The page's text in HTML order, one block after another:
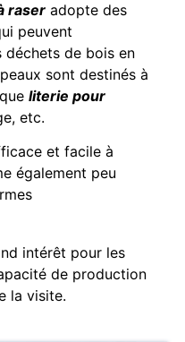
raser adopte des
peuvent
déchets de bois en
sont destinés à
literie pour
etc.
et facile à
également peu
intérêt pour les
de production
la visite.